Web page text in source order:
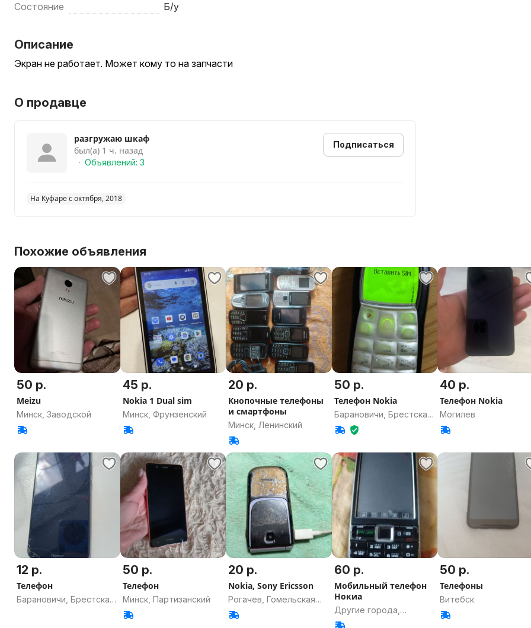
Состояние
Б/у
Описание
Экран не работает. Может кому то на запчасти
О продавце
разгружаю шкаф
был(а) 1 ч. назад
Объявлений: 3
Подписаться
На Куфаре с октября, 2018
Похожие объявления
50 р.
Meizu
Минск, Заводской
45 р.
Nokia 1 Dual sim
Минск, Фрунзенский
20 р.
Кнопочные телефоны
и смартфоны
Минск, Ленинский
50 р.
Телефон Nokia
Барановичи, Брестская
область
40 р.
Телефон Nokia
Могилев
12 р.
Телефон
Барановичи, Брестская
50 р.
Телефон
Минск, Партизанский
20 р.
Nokia, Sony Ericsson
Рогачев, Гомельская
область
60 р.
Мобильный телефон
Нокиа
Другие города,
Гродненская область
50 р.
Телефоны
Витебск